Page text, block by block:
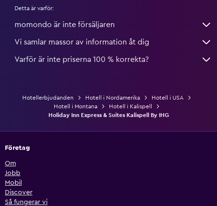
Detta är varför:
momondo är inte försäljaren
Vi samlar massor av information åt dig
Varför är inte priserna 100 % korrekta?
Hotellerbjudanden Hotell i Nordamerika
Hotell i USA
Hotell i Montana
Hotell i Kalispell
Holiday Inn Express & Suites Kalispell By IHG
Företag
Om
Jobb
Mobil
Discover
Så fungerar vi